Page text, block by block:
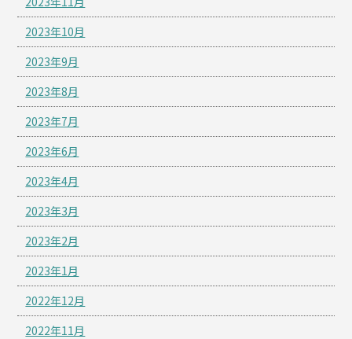
2023年10月
2023年9月
2023年8月
2023年7月
2023年6月
2023年4月
2023年3月
2023年2月
2023年1月
2022年12月
2022年11月